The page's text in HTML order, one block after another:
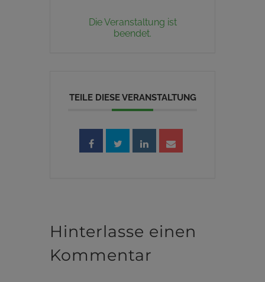
Die Veranstaltung ist
beendet.
TEILE DIESE VERANSTALTUNG
Hinterlasse einen
Kommentar